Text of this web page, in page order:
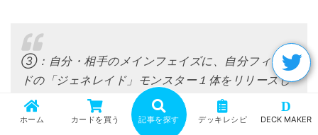
③：自分・相手のメインフェイズに、自分フィール
ドの「ジェネレイド」モンスター１体をリリースし
て発動できる。
そのモンスターとはカード名が異なるレベル９の
ホーム カードを買う 記事を探す デッキレシピ
D
DECK MAKER